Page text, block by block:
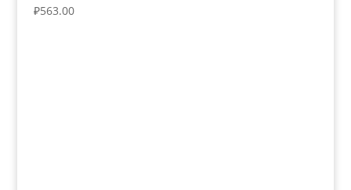
₽563.00